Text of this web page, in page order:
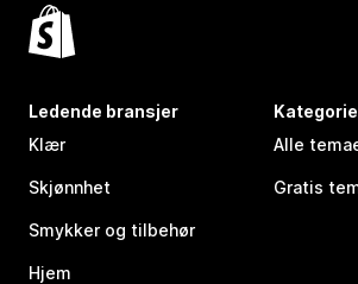
Ledende bransjer
Klær
Skjønnhet
Smykker og tilbehør
Hjem
Alle
Gratis